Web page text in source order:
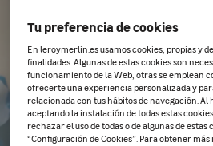
Parece que lo que
ha dejado de estar
movido de sitio o ha
nombre.
Tu preferencia de cookies
En leroymerlin.es usamos cookies, propias y
finalidades. Algunas de estas cookies son
funcionamiento de la Web, otras se emplean
ofrecerte una experiencia personalizada y
relacionada con tus hábitos de navegación. Al
aceptando la instalación de todas estas
rechazar el uso de todas o de algunas de estas
“Configuración de Cookies”. Para obtener